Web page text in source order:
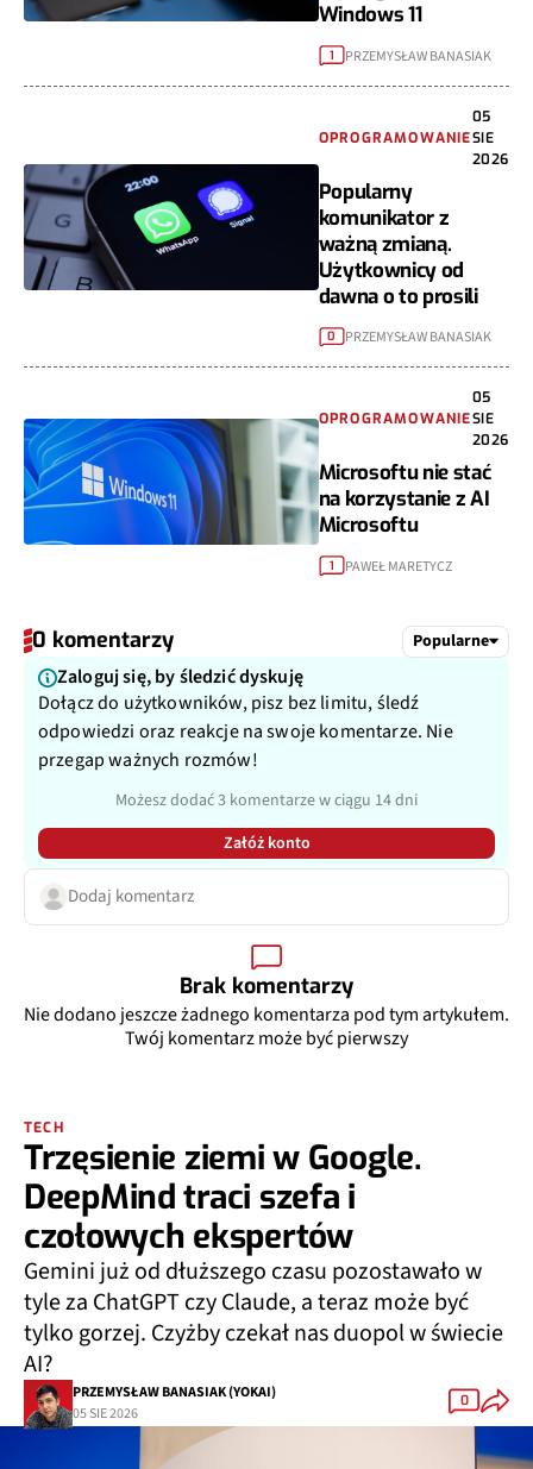
Windows 11
1 PRZEMYSŁAW BANASIAK
OPROGRAMOWANIE
05
SIE
2026
Popularny
komunikator z
ważną zmianą.
Użytkownicy od
dawna o to prosili
0 PRZEMYSŁAW BANASIAK
OPROGRAMOWANIE
05
SIE
2026
Microsoftu nie stać
na korzystanie z AI
Microsoftu
1 PAWEŁ MARETYCZ
0 komentarzy Popularne
Zaloguj się, by śledzić dyskuję
Dołącz do użytkowników, pisz bez limitu, śledź
odpowiedzi oraz reakcje na swoje komentarze. Nie
przegap ważnych rozmów!
Możesz dodać 3 komentarze w ciągu 14 dni
Załóż konto
Dodaj komentarz
Brak komentarzy
Nie dodano jeszcze żadnego komentarza pod tym artykułem.
Twój komentarz może być pierwszy
TECH
Trzęsienie ziemi w Google.
DeepMind traci szefa i
czołowych ekspertów
Gemini już od dłuższego czasu pozostawało w
tyle za ChatGPT czy Claude, a teraz może być
tylko gorzej. Czyżby czekał nas duopol w świecie
AI?
PRZEMYSŁAW BANASIAK (YOKAI)
05 SIE 2026
0